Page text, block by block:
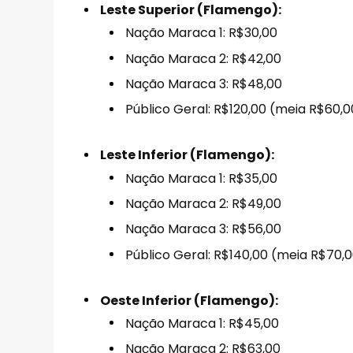
Leste Superior (Flamengo):
Nação Maraca 1: R$30,00
Nação Maraca 2: R$42,00
Nação Maraca 3: R$48,00
Público Geral: R$120,00 (meia
Leste Inferior (Flamengo):
Nação Maraca 1: R$35,00
Nação Maraca 2: R$49,00
Nação Maraca 3: R$56,00
Público Geral: R$140,00 (meia
Oeste Inferior (Flamengo):
Nação Maraca 1: R$45,00
Nação Maraca 2: R$63,00